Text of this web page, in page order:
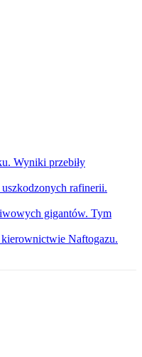
Wyniki przebiły
rafinerii.
gigantów. Tym
Naftogazu.